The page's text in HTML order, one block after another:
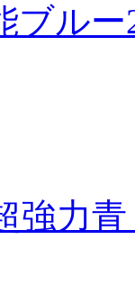
ブルー
強力青